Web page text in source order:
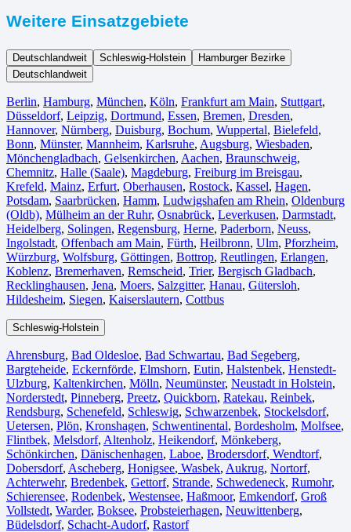
Weitere Einsatzgebiete
Deutschlandweit Schleswig-Holstein
Hamburger Bezirke
Deutschlandweit
Berlin⁠, Hamburg, München, Köln⁠, Frankfurt am Main, Stuttgart,
Düsseldorf, Leipzig, Dortmund, Essen, Bremen, Dresden,
Hannover, Nürnberg, Duisburg⁠, Bochum, Wuppertal⁠, Bielefeld⁠,
Bonn⁠, Münster⁠, Mannheim, Karlsruhe, Augsburg, Wiesbaden⁠,
Mönchengladbach⁠, Gelsenkirchen⁠, Aachen⁠, Braunschweig,
Chemnitz⁠, Halle (Saale)⁠, Magdeburg, Freiburg im Breisgau⁠,
Krefeld⁠, Mainz⁠, Erfurt, Oberhausen⁠, Rostock⁠, Kassel⁠, Hagen,
Potsdam, Saarbrücken⁠, Hamm, Ludwigshafen am Rhein⁠, Oldenburg
(Oldb), Mülheim an der Ruhr, Osnabrück⁠, Leverkusen, Darmstadt⁠,
Heidelberg, Solingen, Regensburg, Herne⁠, Paderborn, Neuss,
Ingolstadt, Offenbach am Main, Fürth⁠, Heilbronn, Ulm⁠, Pforzheim,
Würzburg, Wolfsburg⁠, Göttingen, Bottrop, Reutlingen, Erlangen⁠,
Koblenz, Bremerhaven⁠, Remscheid, Trier⁠, Bergisch Gladbach,
Recklinghausen, Jena⁠, Moers⁠, Salzgitter⁠, Hanau, Gütersloh,
Hildesheim⁠, Siegen⁠, Kaiserslautern⁠, Cottbus⁠
Schleswig-Holstein
Ahrensburg, Bad Oldesloe, Bad Schwartau, Bad Segeberg,
Bargteheide, Eckernförde, Elmshorn, Eutin, Halstenbek, Henstedt-
Ulzburg, Kaltenkirchen, Mölln, Neumünster, Neustadt in Holstein,
Norderstedt, Pinneberg, Preetz, Quickborn, Ratekau, Reinbek,
Rendsburg, Schenefeld, Schleswig, Schwarzenbek, Stockelsdorf,
Uetersen, Plön, Kronshagen, Schwentinental, Bordesholm, Molfsee,
Flintbek, Melsdorf, Altenholz, Heikendorf, Mönkeberg,
Schönkirchen, Dänischenhagen, Laboe, Brodersdorf, Wendtorf,
Dobersdorf, Ascheberg, Honigsee, Wasbek, Aukrug, Nortorf,
Achterwehr, Bredenbek, Gettorf, Strande, Schwedeneck, Rumohr,
Schierensee, Rodenbek, Westensee, Haßmoor, Emkendorf, Groß
Vollstedt, Warder, Boksee, Probsteierhagen, Neuwittenberg,
Büdelsdorf, Schacht-Audorf, Rastorf